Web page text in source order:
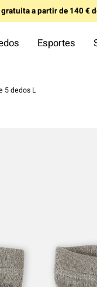
a partir de 140 €
Esportes
5 dedos L